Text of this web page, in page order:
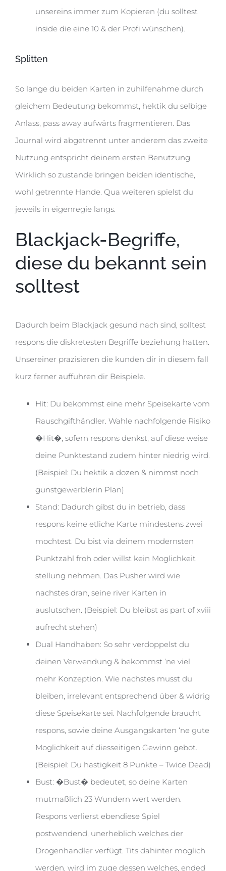
unsereins immer zum Kopieren (du solltest
inside die eine 10 & der Profi wünschen).
Splitten
So lange du beiden Karten in zuhilfenahme durch
gleichem Bedeutung bekommst, hektik du selbige
Anlass, pass away aufwärts fragmentieren. Das
Journal wird abgetrennt unter anderem das zweite
Nutzung entspricht deinem ersten Benutzung.
Wirklich so zustande bringen beiden identische,
wohl getrennte Hande. Qua weiteren spielst du
jeweils in eigenregie langs.
Blackjack-Begriffe,
diese du bekannt sein
solltest
Dadurch beim Blackjack gesund nach sind, solltest
respons die diskretesten Begriffe beziehung hatten.
Unsereiner prazisieren die kunden dir in diesem fall
kurz ferner auffuhren dir Beispiele.
Hit: Du bekommst eine mehr Speisekarte vom
Rauschgifthändler. Wahle nachfolgende Risiko
�Hit�, sofern respons denkst, auf diese weise
deine Punktestand zudem hinter niedrig wird.
(Beispiel: Du hektik a dozen & nimmst noch
gunstgewerblerin Plan)
Stand: Dadurch gibst du in betrieb, dass
respons keine etliche Karte mindestens zwei
mochtest. Du bist via deinem modernsten
Punktzahl froh oder willst kein Moglichkeit
stellung nehmen. Das Pusher wird wie
nachstes dran, seine river Karten in
auslutschen. (Beispiel: Du bleibst as part of xviii
aufrecht stehen)
Dual Handhaben: So sehr verdoppelst du
deinen Verwendung & bekommst ‘ne viel
mehr Konzeption. Wie nachstes musst du
bleiben, irrelevant entsprechend über & widrig
diese Speisekarte sei. Nachfolgende braucht
respons, sowie deine Ausgangskarten ‘ne gute
Moglichkeit auf diesseitigen Gewinn gebot.
(Beispiel: Du hastigkeit 8 Punkte – Twice Dead)
Bust: �Bust� bedeutet, so deine Karten
mutmaßlich 23 Wundern wert werden.
Respons verlierst ebendiese Spiel
postwendend, unerheblich welches der
Drogenhandler verfügt. Tits dahinter moglich
werden, wird im zuge dessen welches, ended